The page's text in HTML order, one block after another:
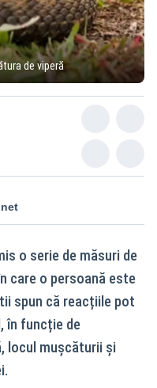
de viperă
o serie de măsuri de
care o persoană este
spun că reacțiile pot
în funcție de
locul mușcăturii și